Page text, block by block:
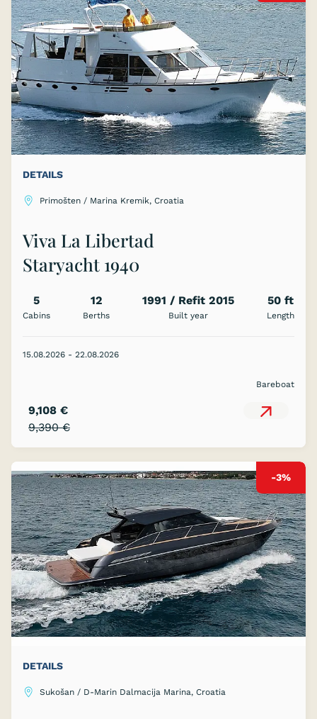
DETAILS
Primošten / Marina Kremik, Croatia
Viva La Libertad
Staryacht 1940
5
Cabins
12
Berths
1991 / Refit 2015
Built year
50 ft
Length
15.08.2026 - 22.08.2026
Bareboat
9,390 €
9,108 €
-3%
DETAILS
Sukošan / D-Marin Dalmacija Marina, Croatia